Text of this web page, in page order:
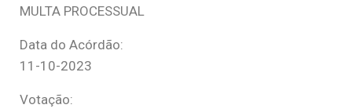
MULTA PROCESSUAL
Data do Acórdão:
11-10-2023
Votação: